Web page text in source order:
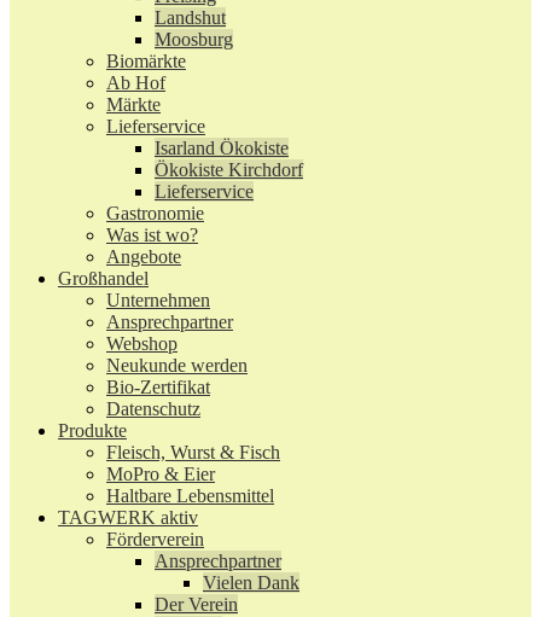
Landshut
Moosburg
Biomärkte
Ab Hof
Märkte
Lieferservice
Isarland Ökokiste
Ökokiste Kirchdorf
Lieferservice
Gastronomie
Was ist wo?
Angebote
Großhandel
Unternehmen
Ansprechpartner
Webshop
Neukunde werden
Bio-Zertifikat
Datenschutz
Produkte
Fleisch, Wurst & Fisch
MoPro & Eier
Haltbare Lebensmittel
TAGWERK aktiv
Förderverein
Ansprechpartner
Vielen Dank
Der Verein